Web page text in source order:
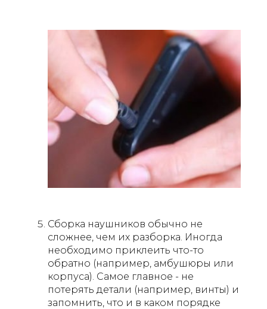
Сборка наушников обычно не
сложнее, чем их разборка. Иногда
необходимо приклеить что-то
обратно (например, амбушюры или
корпуса). Самое главное - не
потерять детали (например, винты) и
запомнить, что и в каком порядке